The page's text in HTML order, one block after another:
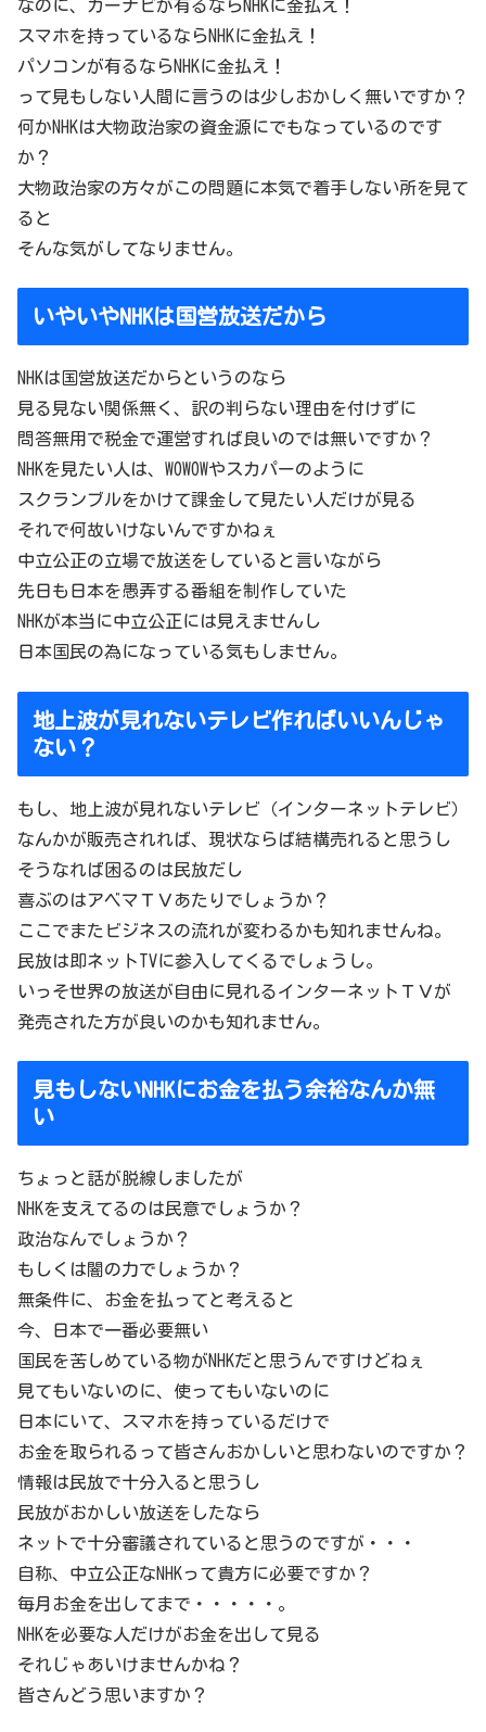
なのに、カーナビが有るならNHKに金払え！
スマホを持っているならNHKに金払え！
パソコンが有るならNHKに金払え！
って見もしない人間に言うのは少しおかしく無いですか？
何かNHKは大物政治家の資金源にでもなっているのです
か？
大物政治家の方々がこの問題に本気で着手しない所を見て
ると
そんな気がしてなりません。
いやいやNHKは国営放送だから
NHKは国営放送だからというのなら
見る見ない関係無く、訳の判らない理由を付けずに
問答無用で税金で運営すれば良いのでは無いですか？
NHKを見たい人は、WOWOWやスカパーのように
スクランブルをかけて課金して見たい人だけが見る
それで何故いけないんですかねぇ
中立公正の立場で放送をしていると言いながら
先日も日本を愚弄する番組を制作していた
NHKが本当に中立公正には見えませんし
日本国民の為になっている気もしません。
地上波が見れないテレビ作ればいいんじゃ
ない？
もし、地上波が見れないテレビ（インターネットテレビ）
なんかが販売されれば、現状ならば結構売れると思うし
そうなれば困るのは民放だし
喜ぶのはアベマＴＶあたりでしょうか？
ここでまたビジネスの流れが変わるかも知れませんね。
民放は即ネットTVに参入してくるでしょうし。
いっそ世界の放送が自由に見れるインターネットＴＶが
発売された方が良いのかも知れません。
見もしないNHKにお金を払う余裕なんか無
い
ちょっと話が脱線しましたが
NHKを支えてるのは民意でしょうか？
政治なんでしょうか？
もしくは闇の力でしょうか？
無条件に、お金を払ってと考えると
今、日本で一番必要無い
国民を苦しめている物がNHKだと思うんですけどねぇ
見てもいないのに、使ってもいないのに
日本にいて、スマホを持っているだけで
お金を取られるって皆さんおかしいと思わないのですか？
情報は民放で十分入ると思うし
民放がおかしい放送をしたなら
ネットで十分審議されていると思うのですが・・・
自称、中立公正なNHKって貴方に必要ですか？
毎月お金を出してまで・・・・・。
NHKを必要な人だけがお金を出して見る
それじゃあいけませんかね？
皆さんどう思いますか？